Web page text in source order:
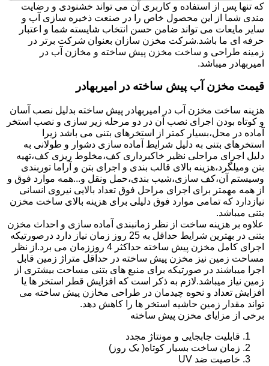
که تنها پس از استفاده و کاربری آن می تواند خشنودی و رضایت
مندی شما از این محصول خاص را در صنعت ذخیره سازی آب و
سایر مایعات می تواند ضامن حسن انتخاب شایسته شما و اعتبار
حرفه ای ما باشد.شرکت مخزن سازان بعنوان شرکت برتر در
زمینه طراحی و ساخت مخزن پیش ساخته و مخازن آب در
امیربهادر میباشد.
قیمت مخزن آب پیش ساخته در امیربهادر
هزینه ساخت مخزن آب در امیربهادر پیش ساخته بدلیل نصب آسان
و کوتاه بودن اجرای نصب آن در دو مرحله زیر سازی و نصب استخر
آماده در محل،بسیار کمتر از استخرهای بتنی می باشد زیرا
استخرهای بتنی به دلیل شرایط آماده سازی دشوار و طولانی به
دلیل اجرای مراحلی نظیر خاکبرداری کف،مخلوط ریزی کف،تهیه
بتن ومیلگرد،هزینه بالای قالب بندی و اجرای بتن و آراما توربندی
وسیستم آن،کف سازی،شیب بندی،حمل ونقل و...همه موارد فوق و
از همه مهمتر برای اجرای مراحل فوق تعداد بالایی نیروی انسانی
نیازدارد که تمامی موارد فوق دلیلی برای هزینه بالای ساخت مخزن
بتنی میباشد.
علاوه بر هزینه ساخت از نظر زمانبندی آماده سازی و احداث مخزن
بتنی در بهترین شرایط حداقل به 25 روز زمان نیاز دارد درصورتیکه
اجرای کامل مخزن پیش ساخته حداکثر 4 روززمان می برد.از نظر
مساحت زمین نیز مخزن پیش ساخته در حداقل متراژ زمین قابل
اجرا میباشند در صورتیکه برای منبع های بتنی مساحت بیشتری از
زمین نیاز میباشد.لازم به ذکر است که افزایش قطر استخر ها یا
افزایش تعداد و نحوه چیدمان در طراحی مخازن پیش ساخته می
تواند مقدار زمین حاشیه استخر ها را کاهش دهد.
برخی از مزایای مخزن پیش ساخته
قابلیت جابجایی و مونتاژ مجدد
زمان ساخت بسیار کوتاه( یک روز)
خاصیت ضد UV